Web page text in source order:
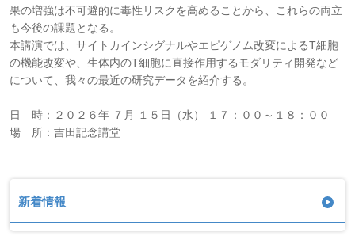
果の増強は不可避的に毒性リスクを高めることから、これらの両立
も今後の課題となる。
本講演では、サイトカインシグナルやエピゲノム改変によるT細胞
の機能改変や、生体内のT細胞に直接作用するモダリティ開発など
について、我々の最近の研究データを紹介する。
日 時：２０２６年 ７月 １５日（水） １７：００～１８：００
場 所：吉田記念講堂
新着情報